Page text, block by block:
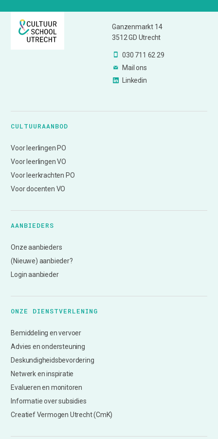
Ganzenmarkt 14
3512 GD Utrecht
030 711 62 29
Mail ons
Linkedin
CULTUURAANBOD
Voor leerlingen PO
Voor leerlingen VO
Voor leerkrachten PO
Voor docenten VO
AANBIEDERS
Onze aanbieders
(Nieuwe) aanbieder?
Login aanbieder
ONZE DIENSTVERLENING
Bemiddeling en vervoer
Advies en ondersteuning
Deskundigheidsbevordering
Netwerk en inspiratie
Evalueren en monitoren
Informatie over subsidies
Creatief Vermogen Utrecht (CmK)